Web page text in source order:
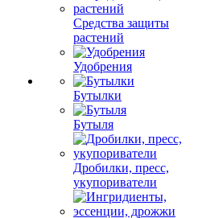
Средства защиты
растений
Удобрения
Бутылки
Бутыля
Дробилки, пресс,
укупориватели